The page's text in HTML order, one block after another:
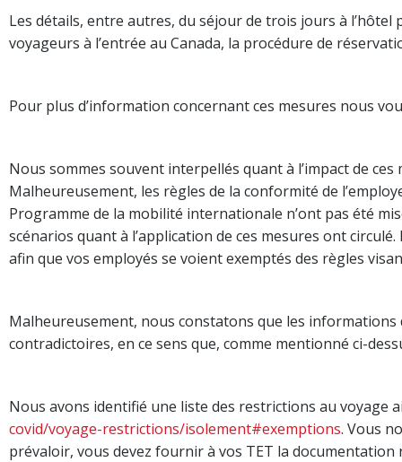
Les détails, entre autres, du séjour de trois jours à l’hôtel
voyageurs à l’entrée au Canada, la procédure de
Pour plus d’information concernant ces mesures nous
Nous sommes souvent interpellés quant à l’impact de
Malheureusement, les règles de la conformité de
Programme de la mobilité internationale n’ont pas été
scénarios quant à l’application de ces mesures ont
afin que vos employés se voient exemptés des règles
Malheureusement, nous constatons que les
contradictoires, en ce sens que, comme mentionné ci-
Nous avons identifié une liste des restrictions au voyage
covid/voyage-restrictions/isolement#exemptions. Vous
prévaloir, vous devez fournir à vos TET la documentation